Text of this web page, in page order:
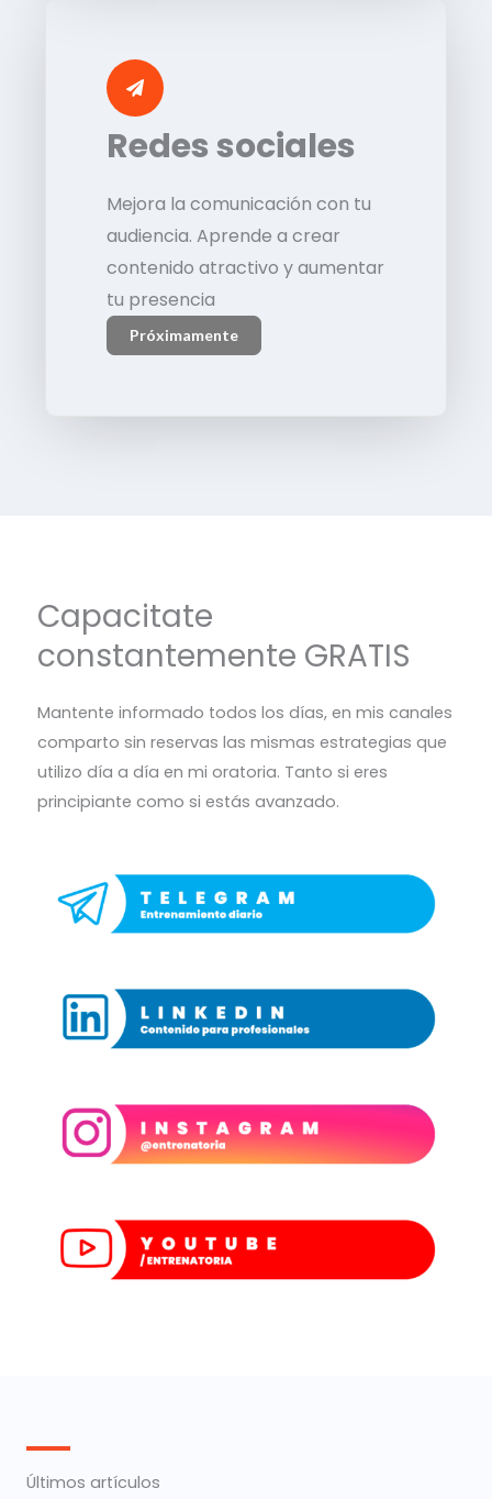
Redes sociales
Mejora la comunicación con tu
audiencia. Aprende a crear
contenido atractivo y aumentar
tu presencia
Próximamente
Capacitate
constantemente GRATIS
Mantente informado todos los días, en mis canales
comparto sin reservas las mismas estrategias que
utilizo día a día en mi oratoria. Tanto si eres
principiante como si estás avanzado.
Últimos artículos